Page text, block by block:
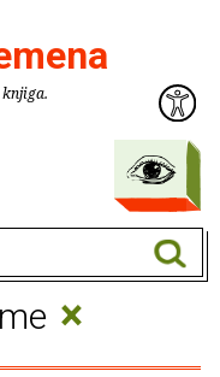
knjiga.
×